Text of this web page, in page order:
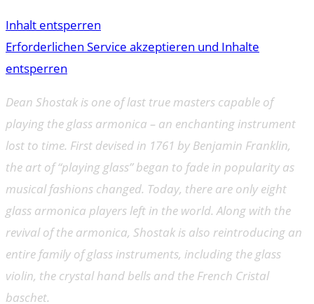
Inhalt entsperren
Erforderlichen Service akzeptieren und Inhalte
entsperren
Dean Shostak is one of last true masters capable of
playing the glass armonica – an enchanting instrument
lost to time. First devised in 1761 by Benjamin Franklin,
the art of “playing glass” began to fade in popularity as
musical fashions changed. Today, there are only eight
glass armonica players left in the world. Along with the
revival of the armonica, Shostak is also reintroducing an
entire family of glass instruments, including the glass
violin, the crystal hand bells and the French Cristal
baschet.